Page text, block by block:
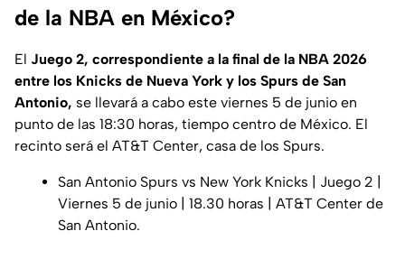
de la NBA en México?
El Juego 2, correspondiente a la final de la NBA 2026
entre los Knicks de Nueva York y los Spurs de San
Antonio, se llevará a cabo este viernes 5 de junio en
punto de las 18:30 horas, tiempo centro de México. El
recinto será el AT&T Center, casa de los Spurs.
San Antonio Spurs vs New York Knicks | Juego 2 |
Viernes 5 de junio | 18.30 horas | AT&T Center de
San Antonio.